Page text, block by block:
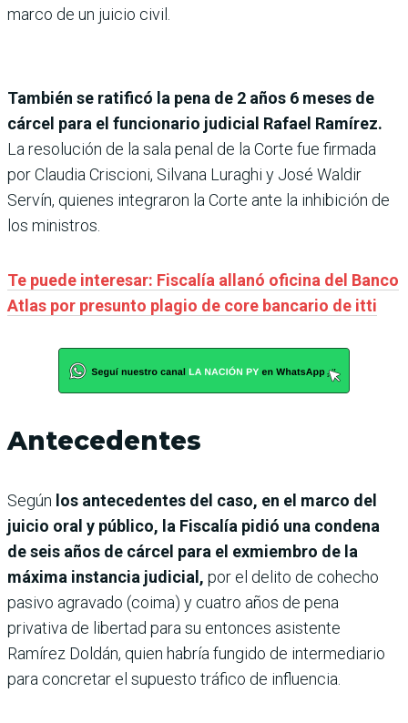
marco de un juicio civil.
También se ratificó la pena de 2 años 6 meses de
cárcel para el funcionario judicial Rafael Ramírez.
La resolución de la sala penal de la Corte fue firmada
por Claudia Criscioni, Silvana Luraghi y José Waldir
Servín, quienes integraron la Corte ante la inhibición de
los ministros.
Te puede interesar: Fiscalía allanó oficina del Banco
Atlas por presunto plagio de core bancario de itti
Antecedentes
Según los antecedentes del caso, en el marco del
juicio oral y público, la Fiscalía pidió una condena
de seis años de cárcel para el exmiembro de la
máxima instancia judicial, por el delito de cohecho
pasivo agravado (coima) y cuatro años de pena
privativa de libertad para su entonces asistente
Ramírez Doldán, quien habría fungido de intermediario
para concretar el supuesto tráfico de influencia.